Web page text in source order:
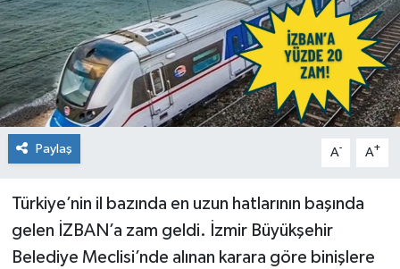
Paylaş A- A+
Türkiye’nin il bazında en uzun hatlarının başında
gelen İZBAN’a zam geldi. İzmir Büyükşehir
Belediye Meclisi’nde alınan karara göre binişlere